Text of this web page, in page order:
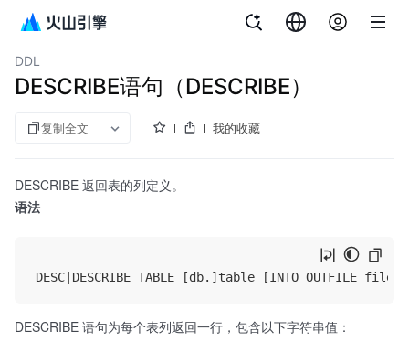
ByteHouse云数仓版
DDL
DESCRIBE语句（DESCRIBE）
复制全文 我的收藏
DESCRIBE 返回表的列定义。
语法
DESCRIBE 语句为每个表列返回一行，包含以下字符串值：